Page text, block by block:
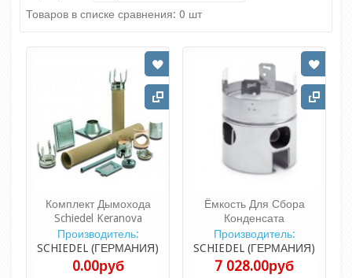
Товаров в списке сравнения: 0 шт
Комплект Дымохода
Schiedel Keranova
Производитель:
SCHIEDEL (ГЕРМАНИЯ)
0.00руб
Ёмкость Для Сбора
Конденсата
Производитель:
SCHIEDEL (ГЕРМАНИЯ)
7 028.00руб